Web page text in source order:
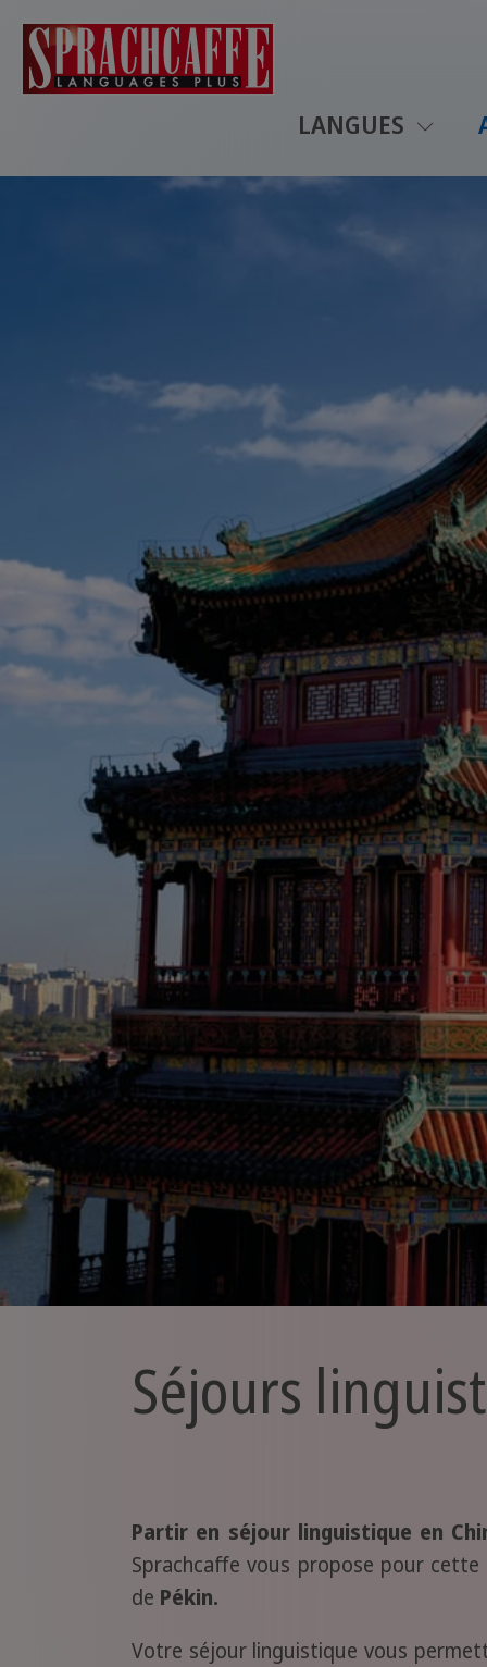
LANGUES
Séjours
Partir en séjour linguistique en
Sprachcaffe vous propose pour
de Pékin.
Votre séjour linguistique vous